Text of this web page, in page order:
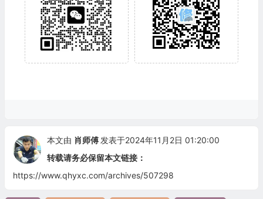
本文由 肖师傅 发表于2024年11月2日 01:20:00
转载请务必保留本文链接：
https://www.qhyxc.com/archives/507298